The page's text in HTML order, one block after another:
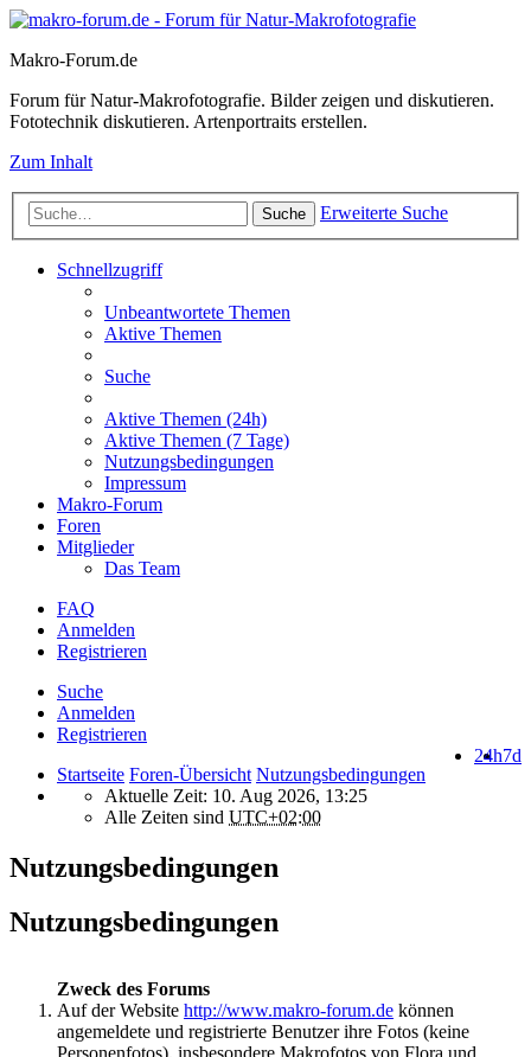
Makro-Forum.de
Forum für Natur-Makrofotografie. Bilder zeigen und diskutieren.
Fototechnik diskutieren. Artenportraits erstellen.
Zum Inhalt
Suche Erweiterte Suche
Schnellzugriff
Unbeantwortete Themen
Aktive Themen
Suche
Aktive Themen (24h)
Aktive Themen (7 Tage)
Nutzungsbedingungen
Impressum
Makro-Forum
Foren
Mitglieder
Das Team
FAQ
Anmelden
Registrieren
Suche
Anmelden
Registrieren
7d
24h
Startseite Foren-Übersicht Nutzungsbedingungen
Aktuelle Zeit: 10. Aug 2026, 13:25
Alle Zeiten sind UTC+02:00
Nutzungsbedingungen
Nutzungsbedingungen
Zweck des Forums
Auf der Website http://www.makro-forum.de können
angemeldete und registrierte Benutzer ihre Fotos (keine